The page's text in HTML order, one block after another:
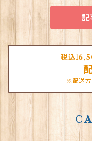
記
税込
※配送方